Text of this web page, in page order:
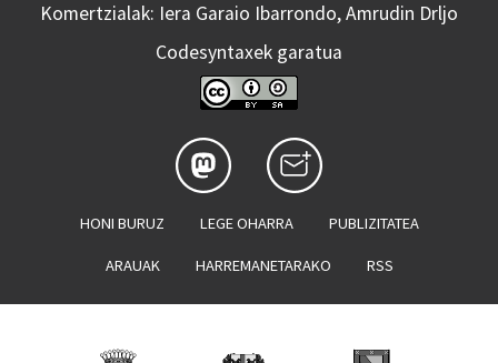
Komertzialak: Iera Garaio Ibarrondo, Amrudin Drljo
Codesyntaxek garatua
HONI BURUZ LEGE OHARRA PUBLIZITATEA
ARAUAK HARREMANETARAKO RSS